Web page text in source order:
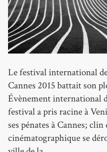
Le festival international
Cannes 2015 battait son
Évènement international
festival a pris racine à
ses pénates à Cannes;
cinématographique se